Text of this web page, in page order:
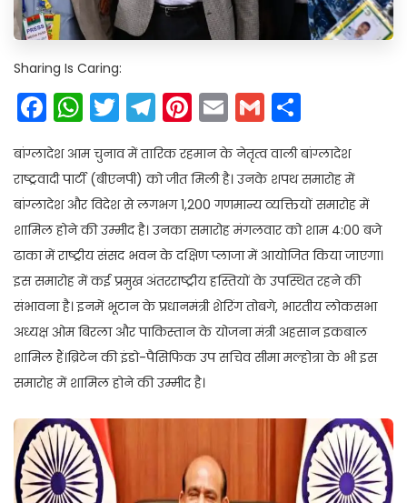
Sharing Is Caring:
Facebook
WhatsApp
Twitter
Telegram
Pinterest
EmailGmail
बांग्लादेश आम चुनाव में तारिक रहमान के नेतृत्व वाली बांग्लादेश
राष्ट्रवादी पार्टी (बीएनपी) को जीत मिली है। उनके शपथ समारोह में
बांग्लादेश और विदेश से लगभग 1,200 गणमान्य व्यक्तियों समारोह में
शामिल होने की उम्मीद है। उनका समारोह मंगलवार को शाम 4:00 बजे
ढाका में राष्ट्रीय संसद भवन के दक्षिण प्लाजा में आयोजित किया जाएगा।
इस समारोह में कई प्रमुख अंतरराष्ट्रीय हस्तियों के उपस्थित रहने की
संभावना है। इनमें भूटान के प्रधानमंत्री शेरिंग तोबगे, भारतीय लोकसभा
अध्यक्ष ओम बिरला और पाकिस्तान के योजना मंत्री अहसान इकबाल
शामिल हैं।ब्रिटेन की इंडो-पैसिफिक उप सचिव सीमा मल्होत्रा के भी इस
समारोह में शामिल होने की उम्मीद है।